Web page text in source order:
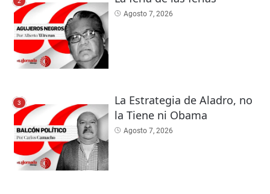
Agosto 7, 2026
3
La Estrategia de Aladro, no
la Tiene ni Obama
Agosto 7, 2026